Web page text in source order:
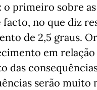
primeiro sobre
no que diz
de 2,5 graus.
em
das
serão muito